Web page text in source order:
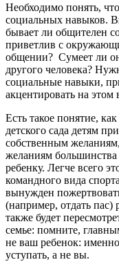
Необходимо понять,
социальных навыков.
бывает ли общителен
приветлив с
общении? Сумеет ли
другого человека?
социальные навыки,
акцентировать на этом
Есть такое понятие,
детского сада детям
собственным
желаниям большинства
ребенку. Легче всего
командного вида
вынужден
(например, отдать
также будет
семье: помните,
не ваш ребенок:
уступать, а не вы.